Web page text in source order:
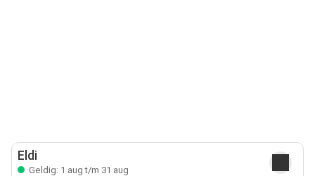
Eldi
Geldig: 1 aug t/m 31 aug